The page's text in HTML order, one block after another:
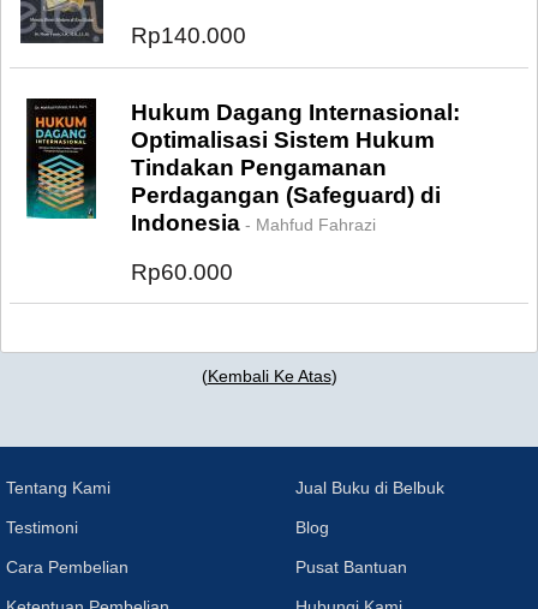
Rp140.000
Hukum Dagang Internasional:
Optimalisasi Sistem Hukum
Tindakan Pengamanan
Perdagangan (Safeguard) di
Indonesia - Mahfud Fahrazi
Rp60.000
(Kembali Ke Atas)
Tentang Kami
Testimoni
Cara Pembelian
Jual Buku di Belbuk
Blog
Pusat Bantuan